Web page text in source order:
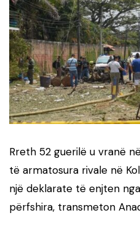
Rreth 52 guerilë u vranë
të armatosura rivale në
një deklarate të enjten
përfshira, transmeton